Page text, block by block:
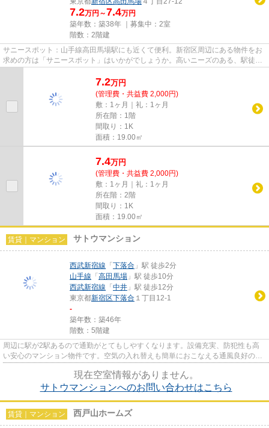
7.2万円～7.4万円
築年数：築38年 ｜募集中： 2室
階数：2階建
サニースポット：山手線高田馬場駅にも近くて便利。新宿区周辺にある物件をお
求めの方は「サニースポット」はいかがでしょうか。高いニーズのある、駅徒歩
7.2万円
(管理費・共益費 2,000円)
敷：1ヶ月｜礼：1ヶ月
所在階：1階
間取り：1K
面積：19.00㎡
7.4万円
(管理費・共益費 2,000円)
敷：1ヶ月｜礼：1ヶ月
所在階：2階
間取り：1K
面積：19.00㎡
賃貸｜マンション サトウマンション
西武新宿線 「 下落合 」駅 徒歩2分
山手線 「 高田馬場 」駅 徒歩10分
西武新宿線 「 中井 」駅 徒歩12分
東京都新宿区下落合 １丁目12-1
-
築年数：築46年
階数：5階建
周辺に駅が2駅あるので通勤がとてもしやすくなります。設備充実、防犯性も高
い安心のマンション物件です。空気の入れ替えも簡単におこなえる通風良好の物
現在空室情報がありません。
サトウマンションへのお問い合わせはこちら
賃貸｜マンション 西戸山ホームズ